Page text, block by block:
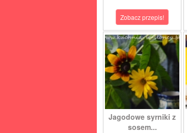
Zobacz przepis!
Jagodowe syrniki z
sosem...